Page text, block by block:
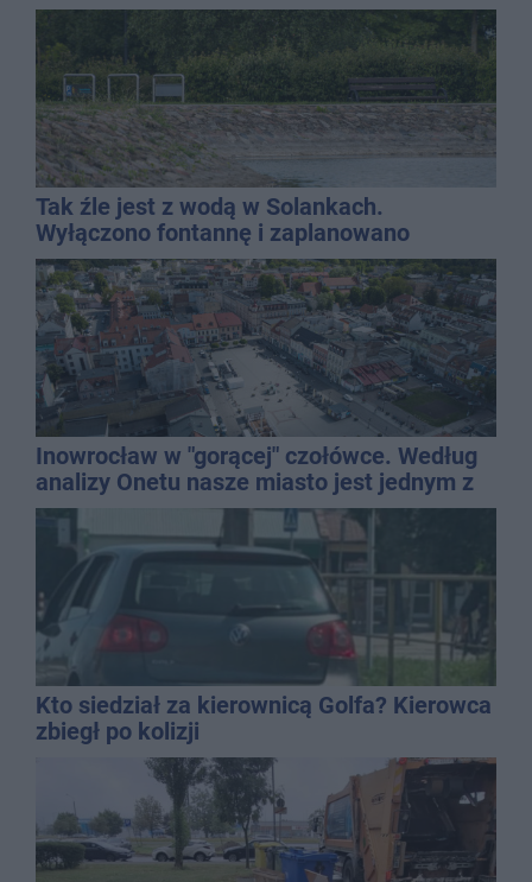
Tak źle jest z wodą w Solankach.
Wyłączono fontannę i zaplanowano
dolewkę
Inowrocław w "gorącej" czołówce. Według
analizy Onetu nasze miasto jest jednym z
najbardziej narażonych na upały
Kto siedział za kierownicą Golfa? Kierowca
zbiegł po kolizji